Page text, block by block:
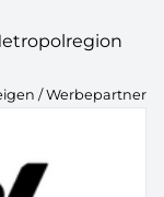
/ Werbepartner